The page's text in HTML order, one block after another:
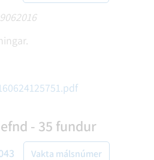
- 35 fundur
Vakta málsnúmer